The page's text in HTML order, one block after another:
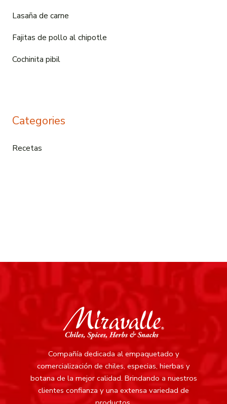
Lasaña de carne
Fajitas de pollo al chipotle
Cochinita pibil
Categories
Recetas
Compañía dedicada al empaquetado y
comercialización de chiles, especias, hierbas y
botana de la mejor calidad. Brindando a nuestros
clientes confianza y una extensa variedad de